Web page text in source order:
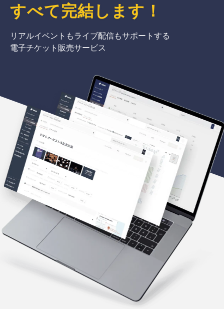
すべて完結 します ！
リアルイベントもライブ配信もサポートする
電子チケット販売サービス